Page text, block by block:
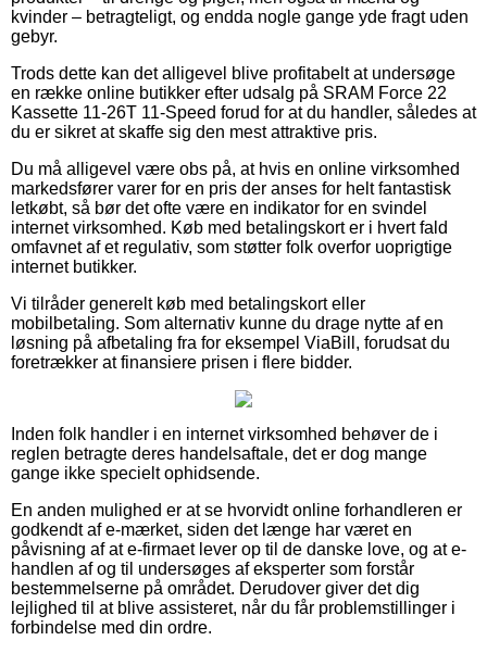
kvinder – betragteligt, og endda nogle gange yde fragt uden
gebyr.
Trods dette kan det alligevel blive profitabelt at undersøge
en række online butikker efter udsalg på SRAM Force 22
Kassette 11-26T 11-Speed forud for at du handler, således at
du er sikret at skaffe sig den mest attraktive pris.
Du må alligevel være obs på, at hvis en online virksomhed
markedsfører varer for en pris der anses for helt fantastisk
letkøbt, så bør det ofte være en indikator for en svindel
internet virksomhed. Køb med betalingskort er i hvert fald
omfavnet af et regulativ, som støtter folk overfor uoprigtige
internet butikker.
Vi tilråder generelt køb med betalingskort eller
mobilbetaling. Som alternativ kunne du drage nytte af en
løsning på afbetaling fra for eksempel ViaBill, forudsat du
foretrækker at finansiere prisen i flere bidder.
Inden folk handler i en internet virksomhed behøver de i
reglen betragte deres handelsaftale, det er dog mange
gange ikke specielt ophidsende.
En anden mulighed er at se hvorvidt online forhandleren er
godkendt af e-mærket, siden det længe har været en
påvisning af at e-firmaet lever op til de danske love, og at e-
handlen af og til undersøges af eksperter som forstår
bestemmelserne på området. Derudover giver det dig
lejlighed til at blive assisteret, når du får problemstillinger i
forbindelse med din ordre.